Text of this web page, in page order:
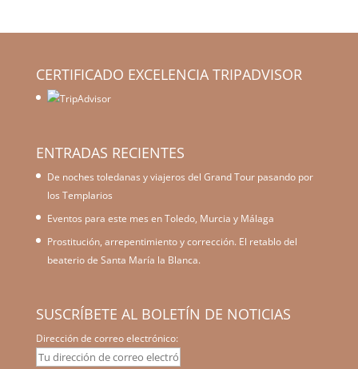
CERTIFICADO EXCELENCIA TRIPADVISOR
ENTRADAS RECIENTES
De noches toledanas y viajeros del Grand Tour pasando por
los Templarios
Eventos para este mes en Toledo, Murcia y Málaga
Prostitución, arrepentimiento y corrección. El retablo del
beaterio de Santa María la Blanca.
SUSCRÍBETE AL BOLETÍN DE NOTICIAS
Dirección de correo electrónico: